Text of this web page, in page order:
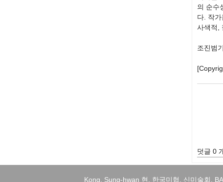
의 순수
다. 작
사색적,
조진범
덧글 0
Kong, Sung-hwan 현, 한국미협, 신미술회,